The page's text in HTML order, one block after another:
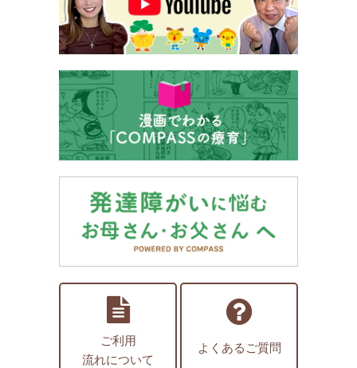
ご利用
流れについて
よくあるご質問